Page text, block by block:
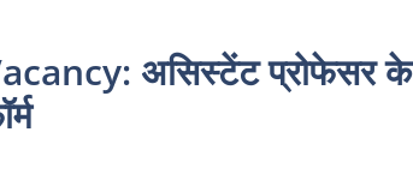
असिस्टेंट प्रोफेसर के